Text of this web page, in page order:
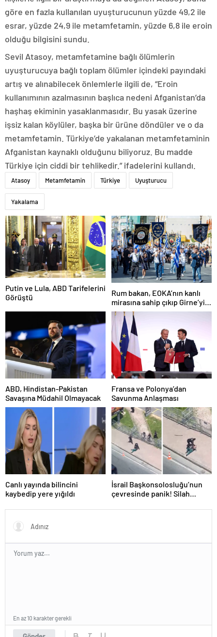
göre en fazla kullanılan uyuşturucunun yüzde 49,2 ile
esrar, yüzde 24,9 ile metamfetamin, yüzde 6,8 ile eroin
olduğu bilgisini sundu.
Sevil Atasoy, metamfetamine bağlı ölümlerin
uyuşturucuya bağlı toplam ölümler içindeki payındaki
artış ve alınabilecek önlemlerle ilgili de, “Eroin
kullanımının azalmasının başlıca nedeni Afganistan’da
haşhaş ekiminin yasaklanmasıdır. Bu yasak üzerine
işsiz kalan köylüler, başka bir ürüne döndüler ve o da
metamfetamin. Türkiye’de yakalanan metamfetaminin
Afganistan kaynaklı olduğunu biliyoruz. Bu madde
Türkiye için ciddi bir tehlikedir.” ifadelerini kullandı.
Atasoy Metamfetamin Türkiye Uyuşturucu
Yakalama
Putin ve Lula, ABD Tarifelerini
Görüştü
Rum bakan, EOKA’nın kanlı
mirasına sahip çıkıp Girne’yi
hedef gösterdi
ABD, Hindistan-Pakistan
Savaşına Müdahil Olmayacak
Fransa ve Polonya’dan
Savunma Anlaşması
Canlı yayında bilincini
kaybedip yere yığıldı
İsrail Başkonsolosluğu’nun
çevresinde panik! Silah
açıklama geldi
En az 10 karakter gerekli